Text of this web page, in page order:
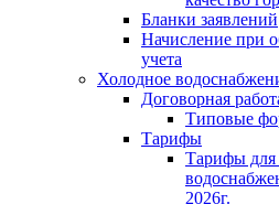
Бланки заявлений
Начисление при
учета
Холодное
Договорная
Типовые
Тарифы
Тарифы для
2026г.